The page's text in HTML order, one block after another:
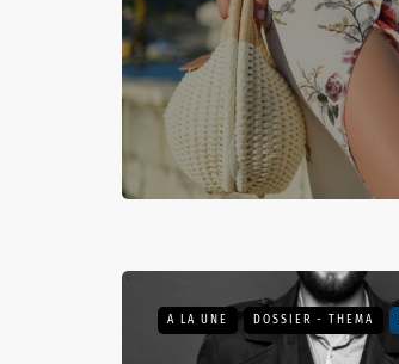
A LA UNE DOSSIER - THEMA